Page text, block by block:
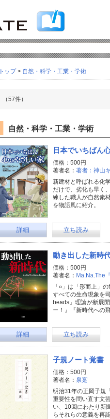
トップ> 自然・科学・工業・学術
（57件）
自然・科学・工業・学術
日本でいちばん
価格：500円
著者名： 著者：神山
新建材と呼ばれる化
だけで、劣化も早く
練した職人が自然素
を物語風に紹介。
詳細 立ち読み
動き出した新時
価格：500円
著者名： Ma.Na.The
「○」は「形而上」
すべての生命現象を
beads』理論が新展
ー！』『新時代への
詳細 立ち読み
子規ノート覚書
価格：500円
著者名： 泉寔
明治31年の正岡子規
重要性を問い直す文
い、10回にわたり新
らそれらの意義を再